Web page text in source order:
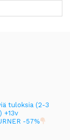
tuloksia (2-3
+13v
-57%